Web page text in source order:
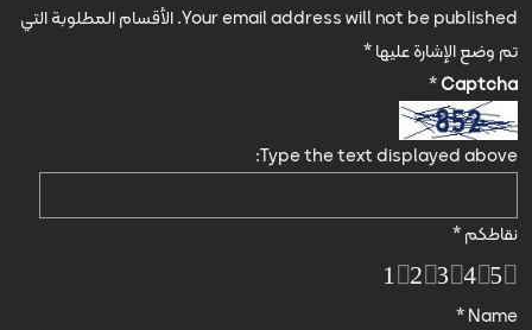
Your email address will not be published. الأقسام المطلوبة التي
تم وضع الإشارة عليها*
Name
*
Captcha
*
Type the text displayed above:
نقاطكم*
5
4
3
2
1